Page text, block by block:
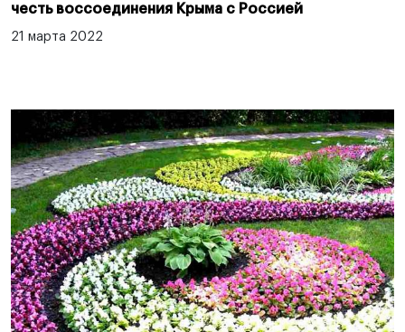
честь воссоединения Крыма с Россией
21 марта 2022